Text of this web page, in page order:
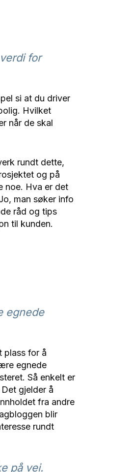
for
si at du driver
Hvilket
når de skal
rundt dette,
og på
noe. Hva er det
man søker info
råd og tips
til kunden.
egnede
plass for å
egnede
Så enkelt er
gjelder å
fra andre
blir
rundt
på vei.